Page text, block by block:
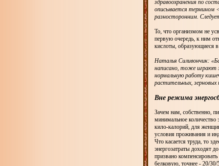
здравоохранения по
описывается термином
разносторонним.
То, что организмом не
первую очередь, к ним
кислоты, образующиеся
Наталья Силивончик:
написано, тоже играют
нормальную работу
растительных,
Вне режима
Зачем нам, собственно,
минимальное
кило-калорий, для
условия проживания и
Что касается труда, то
энергозатраты доходят
призвано
белковую, точнее - 20/30/